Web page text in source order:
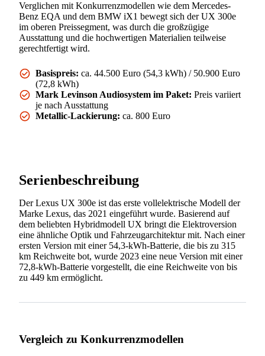
Verglichen mit Konkurrenzmodellen wie dem Mercedes-
Benz EQA und dem BMW iX1 bewegt sich der UX 300e
im oberen Preissegment, was durch die großzügige
Ausstattung und die hochwertigen Materialien teilweise
gerechtfertigt wird.
Basispreis: ca. 44.500 Euro (54,3 kWh) / 50.900 Euro
(72,8 kWh)
Mark Levinson Audiosystem im Paket: Preis variiert
je nach Ausstattung
Metallic-Lackierung: ca. 800 Euro
Serienbeschreibung
Der Lexus UX 300e ist das erste vollelektrische Modell der
Marke Lexus, das 2021 eingeführt wurde. Basierend auf
dem beliebten Hybridmodell UX bringt die Elektroversion
eine ähnliche Optik und Fahrzeugarchitektur mit. Nach einer
ersten Version mit einer 54,3-kWh-Batterie, die bis zu 315
km Reichweite bot, wurde 2023 eine neue Version mit einer
72,8-kWh-Batterie vorgestellt, die eine Reichweite von bis
zu 449 km ermöglicht.
Vergleich zu Konkurrenzmodellen